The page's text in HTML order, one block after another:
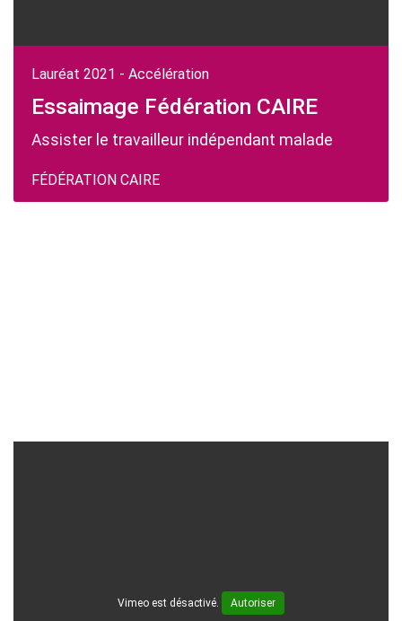
Lauréat 2021 - Accélération
Essaimage Fédération CAIRE
Assister le travailleur indépendant malade
FÉDÉRATION CAIRE
Vimeo est désactivé. Autoriser